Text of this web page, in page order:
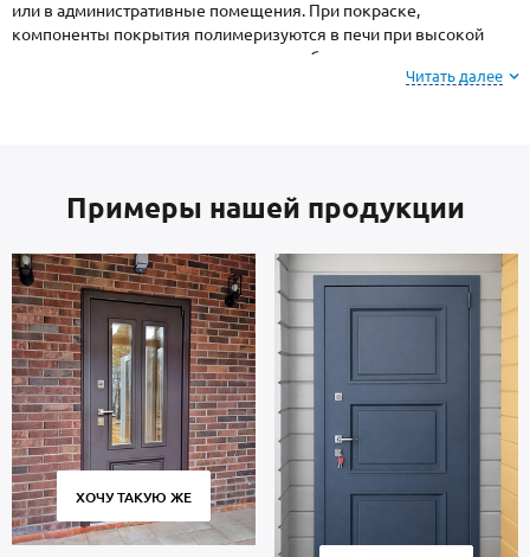
или в административные помещения. При покраске,
компоненты покрытия полимеризуются в печи при высокой
температуре, поэтому поверхность не боится ударов, осадков,
представленных на сайте или из образцов у
мастера по замерам.
В основе двери — стальные листы и многоконтурный профиль
отечественного производства, толщиной 2 мм. Отделка внутри:
МДФ. В комплектацию двери входят замки 4-го класса
взломостойкости.
В полости створки находится теплоизоляционный материал
пеноплекс. Уплотнение: 2 контура для дополнительной защиты
от шума.
Дверь порошок предназначена для многолетней эксплуатации и
сохраняет работоспособность в течение 10 тысяч циклов
открытия и закрытия створки. Соблюдение технологии
Читать далее
Примеры нашей продукции
ХОЧУ ТАКУЮ ЖЕ